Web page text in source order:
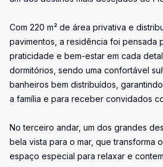
Com 220 m² de área privativa e
pavimentos, a residência foi pensada
praticidade e bem-estar em cada
dormitórios, sendo uma confortável
banheiros bem distribuídos,
a família e para receber convidados
No terceiro andar, um dos grandes
bela vista para o mar, que transforma
espaço especial para relaxar e